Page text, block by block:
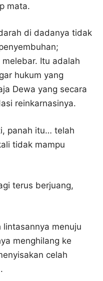
mata.
di dadanya tidak
Itu adalah
hukum yang
Dewa yang secara
reinkarnasinya.
panah itu… telah
tidak mampu
terus berjuang,
menuju
menghilang ke
celah